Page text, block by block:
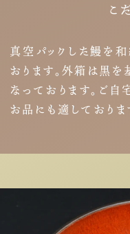
こ
真空パックした鰻を
おります。外箱は黒
なっております。ご
お品にも適しておりま